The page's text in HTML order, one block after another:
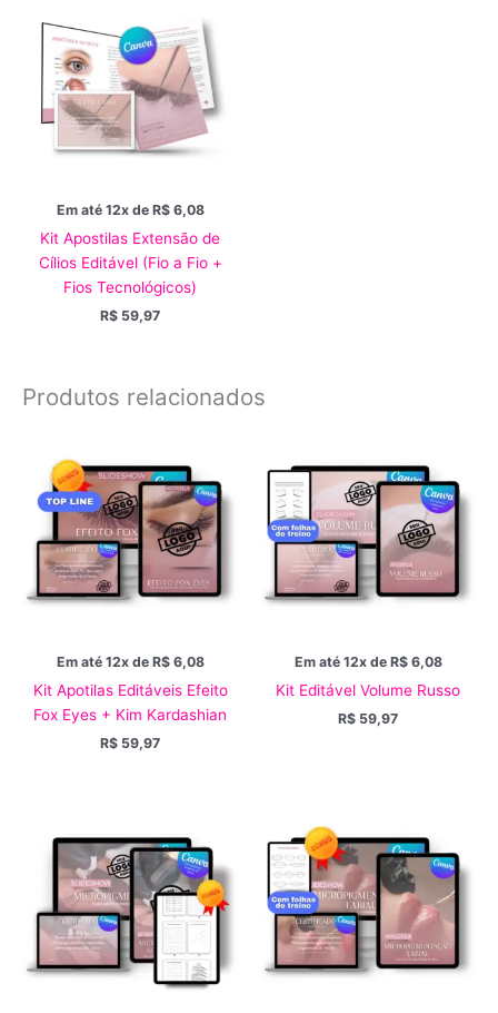
Em até 12x de R$6,08
Kit Apostilas Extensão de
Cílios Editável (Fio a Fio +
Fios Tecnológicos)
R$ 59,97
Produtos relacionados
Em até 12x de R$6,08
Kit Apotilas Editáveis Efeito
Fox Eyes + Kim Kardashian
R$ 59,97
Em até 12x de R$6,08
Kit Editável Volume Russo
R$ 59,97